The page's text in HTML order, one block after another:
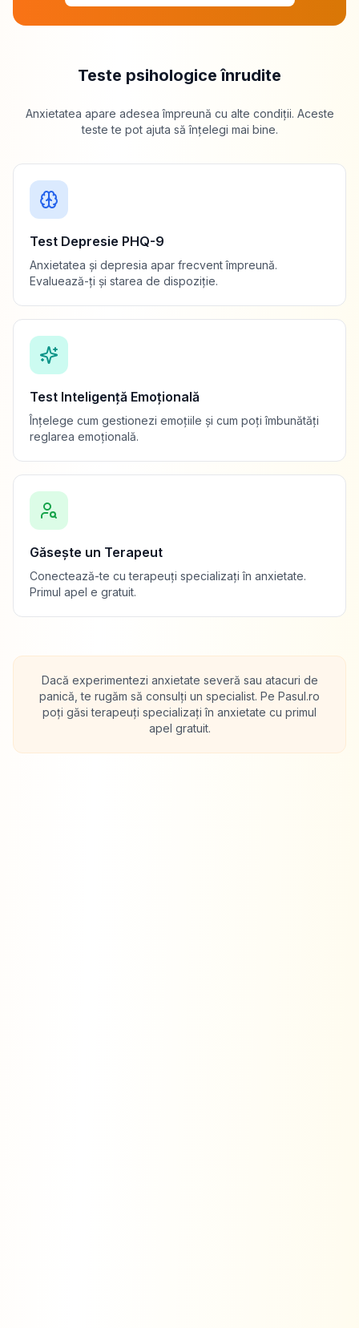
Teste psihologice înrudite
Anxietatea apare adesea împreună cu alte condiții. Aceste
teste te pot ajuta să înțelegi mai bine.
Test Depresie PHQ-9
Anxietatea și depresia apar frecvent împreună.
Evaluează-ți și starea de dispoziție.
Test Inteligență Emoțională
Înțelege cum gestionezi emoțiile și cum poți îmbunătăți
reglarea emoțională.
Găsește un Terapeut
Conectează-te cu terapeuți specializați în anxietate.
Primul apel e gratuit.
Dacă experimentezi anxietate severă sau atacuri de
panică, te rugăm să consulți un specialist. Pe Pasul.ro
poți găsi terapeuți specializați în anxietate cu primul
apel gratuit.